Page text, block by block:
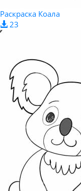
Раскраска Коала
23